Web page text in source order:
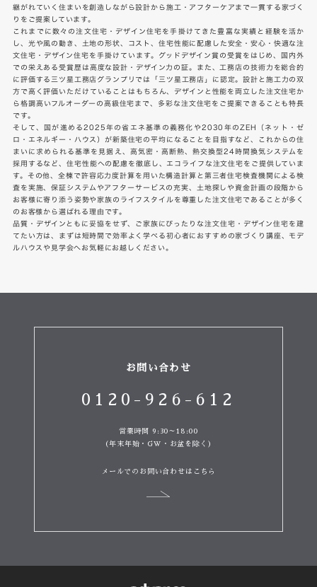
継がれていく住まいを創造しながら設計から施工・アフターケアまで一貫する家づく
りをご提案しています。
これまでに数々の注文住宅・デザイン住宅を手掛けてきた豊富な実績と経験を活か
し、光や風の動き、土地の形状、コスト、住宅性能に配慮した安全・安心・快適な注
文住宅・デザイン住宅を手掛けています。グッドデザイン賞の受賞をはじめ、国内外
での栄えある受賞歴は高度な設計・デザイン力の証。また、工務店の技術力を総合的
に評価する三ツ星工務店グランプリでは「三ツ星工務店」に認定。設計と施工力の双
方で高く評価いただけていることはもちろん、デザインと性能を両立した注文住宅か
ら格調高いフルオーダーの高級住宅まで、多彩な注文住宅をご提案できることも特長
です。
そして、国が進める2025年の省エネ基準の義務化や2030年のZEH（ネット・ゼ
ロ・エネルギー・ハウス）が新築住宅の平均になることを目指すなど、これからの住
まいに求められる基準を見据え、高気密・高断熱、熱交換型24時間換気システムを
採用するなど、住宅性能への配慮を徹底し、エコライフな注文住宅をご提供していま
す。その他、全棟で許容応力度計算を用いた構造計算と第三者住宅検査機関による検
査を実施、保証システムやアフターサービスの充実、土地探しや資金計画の段階から
お客様に寄り添う姿勢や家族のライフスタイルを尊重した注文住宅であることが多く
のお客様から選ばれる理由です。
品質・デザインともに妥協をせず、ご家族にぴったりな注文住宅・デザイン住宅を建
てたい方は、まずは短時間で効率よく学べる初心者におすすめの家づくり講座、モデ
ルハウスや見学会へお気軽にお越しください。
お問い合わせ
0120-926-612
営業時間 9:30～18:00
（年末年始・GW・お盆を除く）
メールでのお問い合わせはこちら